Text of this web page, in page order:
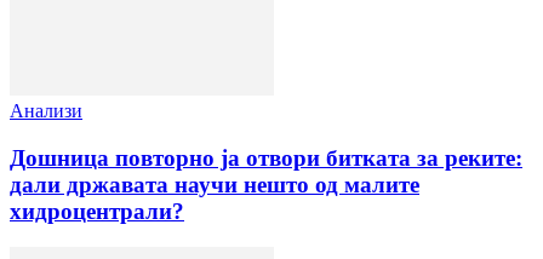
Анализи
Дошница повторно ја отвори битката за реките:
дали државата научи нешто од малите
хидроцентрали?